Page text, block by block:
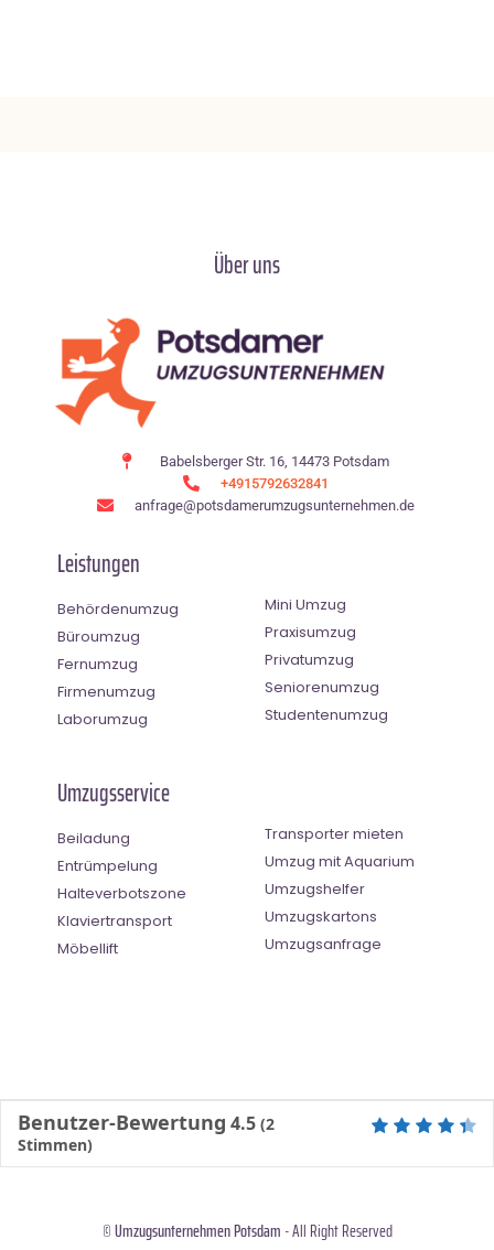
Über uns
Babelsberger Str. 16, 14473 Potsdam
+4915792632841
anfrage@potsdamerumzugsunternehmen.de
Leistungen
Behördenumzug
Büroumzug
Fernumzug
Firmenumzug
Laborumzug
Mini Umzug
Praxisumzug
Privatumzug
Seniorenumzug
Studentenumzug
Umzugsservice
Beiladung
Entrümpelung
Halteverbotszone
Klaviertransport
Möbellift
Transporter mieten
Umzug mit Aquarium
Umzugshelfer
Umzugskartons
Umzugsanfrage
Benutzer-Bewertung 4.5 (2
Stimmen)
©Umzugsunternehmen Potsdam - All Right Reserved